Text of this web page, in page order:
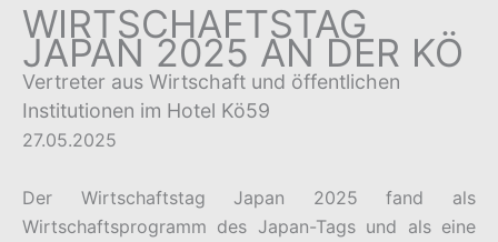
WIRTSCHAFTSTAG
JAPAN 2025 AN DER KÖ
Vertreter aus Wirtschaft und öffentlichen
Institutionen im Hotel Kö59
27.05.2025
Der Wirtschaftstag Japan 2025 fand als
Wirtschaftsprogramm des Japan-Tags und als eine